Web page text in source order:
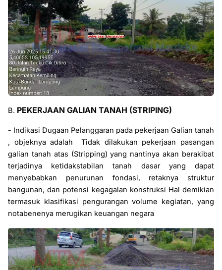
B. PEKERJAAN GALIAN TANAH (STRIPING)
- Indikasi Dugaan Pelanggaran pada pekerjaan Galian tanah
, objeknya adalah
Tidak dilakukan pekerjaan pasangan
galian tanah atas (Stripping) yang nantinya akan berakibat
terjadinya ketidakstabilan tanah dasar yang dapat
menyebabkan penurunan fondasi, retaknya struktur
bangunan, dan potensi kegagalan konstruksi Hal demikian
termasuk klasifikasi pengurangan volume kegiatan, yang
notabenenya merugikan keuangan negara